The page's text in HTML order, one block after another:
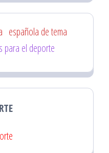
española de tema
para el deporte